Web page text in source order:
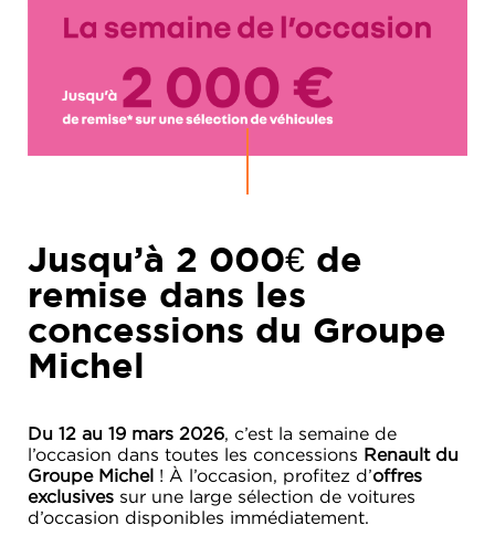
Jusqu’à 2 000€ de
remise dans les
concessions du Groupe
Michel
Du 12 au 19 mars 2026, c’est la semaine de
l’occasion dans toutes les concessions Renault du
Groupe Michel ! À l’occasion, profitez d’offres
exclusives sur une large sélection de voitures
d’occasion disponibles immédiatement.